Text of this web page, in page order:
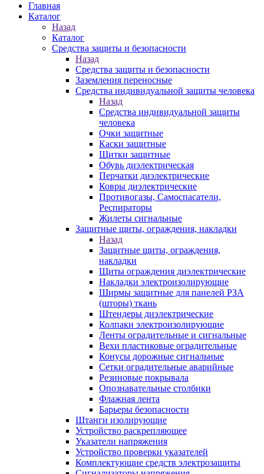
Главная
Каталог
Назад
Каталог
Средства защиты и безопасности
Назад
Средства защиты и безопасности
Заземления переносные
Средства индивидуальной защиты человека
Назад
Средства индивидуальной защиты
человека
Очки защитные
Каски защитные
Щитки защитные
Обувь диэлектрическая
Перчатки диэлектрические
Ковры диэлектрические
Противогазы, Самоспасатели,
Респираторы
Жилеты сигнальные
Защитные щиты, ограждения, накладки
Назад
Защитные щиты, ограждения,
накладки
Щиты ограждения диэлектрические
Накладки электроизолирующие
Ширмы защитные для панелей РЗА
(шторы) ткань
Штендеры диэлектрические
Колпаки электроизолирующие
Ленты оградительные и сигнальные
Вехи пластиковые оградительные
Конусы дорожные сигнальные
Сетки оградительные аварийные
Резиновые покрывала
Опознавательные столбики
Флажная лента
Барьеры безопасности
Штанги изолирующие
Устройство раскрепляющее
Указатели напряжения
Устройство проверки указателей
Комплектующие средств электрозащиты